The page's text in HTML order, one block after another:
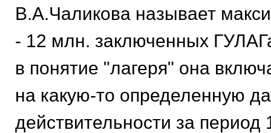
В.А.Чаликова называет
- 12 млн. заключенных
в понятие "лагеря" она
на какую-то определенную
действительности за период